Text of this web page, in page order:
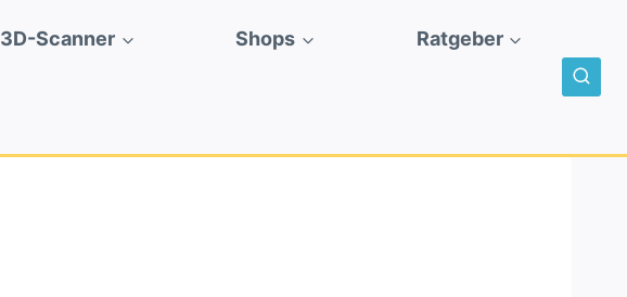
3D-Scanner Shops Ratgeber